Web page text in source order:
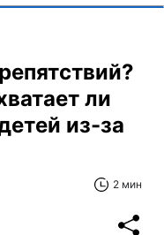
ли
из-за
2 мин